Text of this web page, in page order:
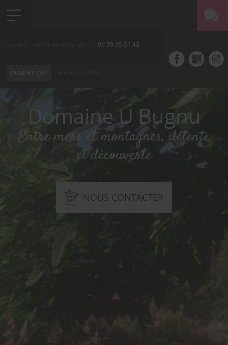
09 70 35 51 43
Domaine U Bugnu
Entre mers et montagnes, détente
et découverte
NOUS CONTACTER